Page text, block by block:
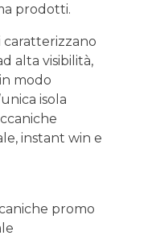
prodotti.
caratterizzano
alta visibilità,
modo
isola
instant win e
promo